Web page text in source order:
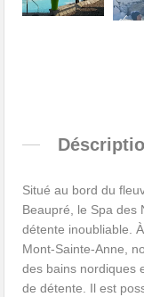
Situé au bord du
Beaupré, le Spa des
détente inoubliable.
Mont-Sainte-Anne,
des bains nordiques
de détente. Il est